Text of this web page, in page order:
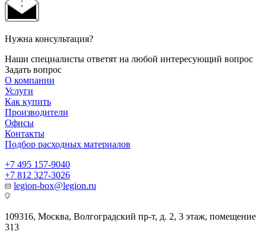
Нужна консультация?
Наши специалисты ответят на любой интересующий вопрос
Задать вопрос
О компании
Услуги
Как купить
Производители
Офисы
Контакты
Подбор расходных материалов
+7 495 157-9040
+7 812 327-3026
legion-box@legion.ru
109316, Москва, Волгоградский пр-т, д. 2, 3 этаж, помещение
313